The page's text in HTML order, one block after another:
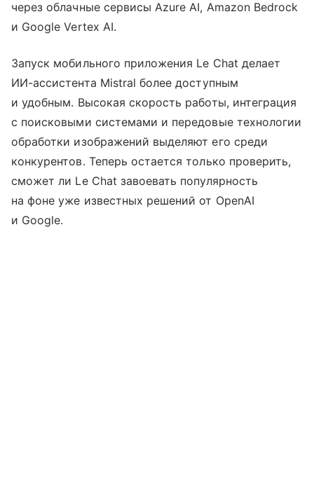
через облачные сервисы Azure AI, Amazon Bedrock
и Google Vertex AI.
Запуск мобильного приложения Le Chat делает
ИИ-ассистента Mistral более доступным
и удобным. Высокая скорость работы, интеграция
с поисковыми системами и передовые технологии
обработки изображений выделяют его среди
конкурентов. Теперь остается только проверить,
сможет ли Le Chat завоевать популярность
на фоне уже известных решений от OpenAI
и Google.